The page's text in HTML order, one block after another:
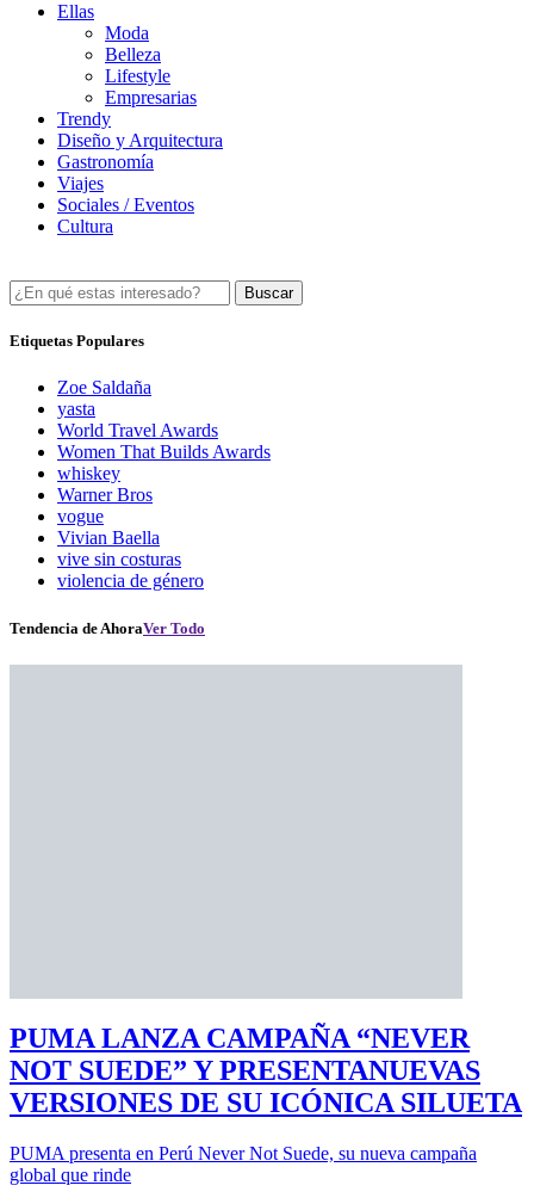
Ellas
Moda
Belleza
Lifestyle
Empresarias
Trendy
Diseño y Arquitectura
Gastronomía
Viajes
Sociales / Eventos
Cultura
Buscar
Etiquetas Populares
Zoe Saldaña
yasta
World Travel Awards
Women That Builds Awards
whiskey
Warner Bros
vogue
Vivian Baella
vive sin costuras
violencia de género
Tendencia de AhoraVer Todo
PUMA LANZA CAMPAÑA “NEVER
NOT SUEDE” Y PRESENTANUEVAS
VERSIONES DE SU ICÓNICA SILUETA
PUMA presenta en Perú Never Not Suede, su nueva campaña
global que rinde